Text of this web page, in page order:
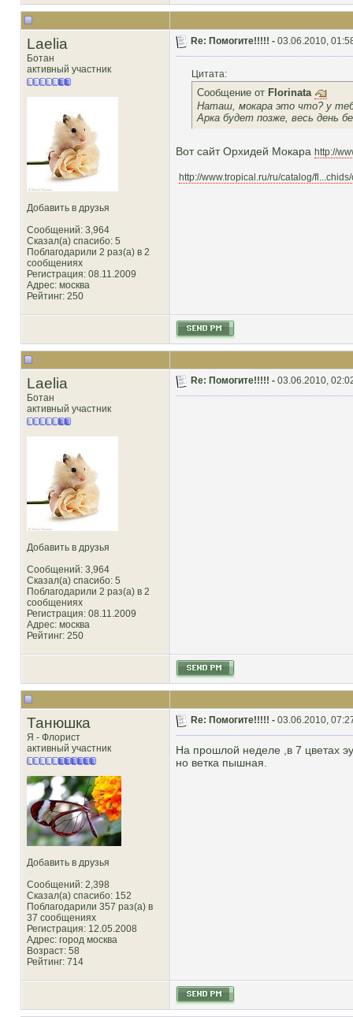
Laelia
Ботан
активный участник
Добавить в друзья
Сообщений: 3,964
Сказал(а) спасибо: 5
Поблагодарили 2 раз(а) в 2
сообщениях
Регистрация: 08.11.2009
Адрес: москва
Рейтинг: 250
Re: Помогите!!!!! - 03.06.2010,
Цитата:
Сообщение от Florinata
Наташ, мокара это что? у
Арка будет позже, весь день
Вот сайт Орхидей Мокара http://
http://www.tropical.ru/ru/catalog/
Laelia
Ботан
активный участник
Добавить в друзья
Сообщений: 3,964
Сказал(а) спасибо: 5
Поблагодарили 2 раз(а) в 2
сообщениях
Регистрация: 08.11.2009
Адрес: москва
Рейтинг: 250
Re: Помогите!!!!! - 03.06.2010,
Танюшка
Я - Флорист
активный участник
Добавить в друзья
Сообщений: 2,398
Сказал(а) спасибо: 152
Поблагодарили 357 раз(а) в
37 сообщениях
Регистрация: 12.05.2008
Адрес: город москва
Возраст: 58
Рейтинг: 714
Re: Помогите!!!!! - 03.06.2010,
На прошлой неделе ,в 7 цветах
но ветка пышная.